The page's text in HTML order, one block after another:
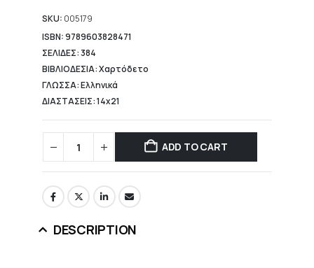
8,16 €.
SKU: 005179
ISBN: 9789603828471
ΣΕΛΙΔΕΣ: 384
ΒΙΒΛΙΟΔΕΣΙΑ: Χαρτόδετο
ΓΛΩΣΣΑ: Ελληνικά
ΔΙΑΣΤΑΣΕΙΣ: 14x21
ADD TO CART
DESCRIPTION